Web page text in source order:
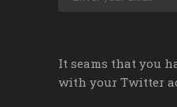
It seams that you
with your Twitter